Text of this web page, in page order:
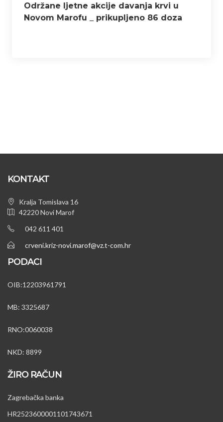
Održane ljetne akcije davanja krvi u
Novom Marofu _ prikupljeno 86 doza
KONTAKT
Kralja Tomislava 16
42220 Novi Marof
042 611 401
crveni.kriz-novi.marof@vz.t-com.hr
PODACI
OIB:12203961791
MB: 3325687
RNO:0060038
NKD: 8899
ŽIRO RAČUN
Zagrebačka banka
HR2523600001101743671